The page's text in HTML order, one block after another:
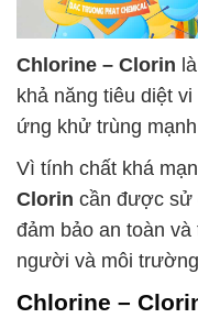
Chlorine – Clorin
khả năng tiêu diệt
ứng khử trùng
Vì tính chất khá
Clorin cần được sử
đảm bảo an toàn
người và môi
Chlorine –